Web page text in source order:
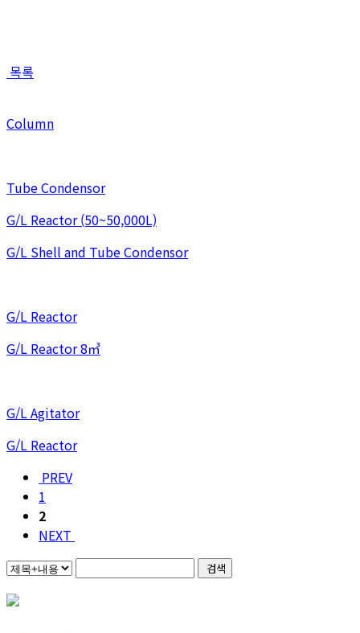
목록
Column
Tube Condensor
G/L Reactor (50~50,000L)
G/L Shell and Tube Condensor
G/L Reactor
G/L Reactor 8㎥
G/L Agitator
G/L Reactor
PREV
1
2
NEXT
검색